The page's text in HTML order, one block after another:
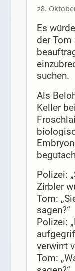
28.
Es
der
suchen.
Als
Keller
Polizei:
Zirbler
Tom:
sagen?“
Polizei:
verwirrt
Tom: